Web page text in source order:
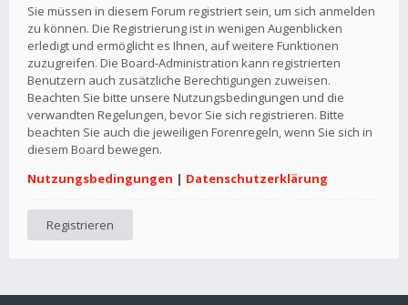
Sie müssen in diesem Forum registriert sein, um sich anmelden
zu können. Die Registrierung ist in wenigen Augenblicken
erledigt und ermöglicht es Ihnen, auf weitere Funktionen
zuzugreifen. Die Board-Administration kann registrierten
Benutzern auch zusätzliche Berechtigungen zuweisen.
Beachten Sie bitte unsere Nutzungsbedingungen und die
verwandten Regelungen, bevor Sie sich registrieren. Bitte
beachten Sie auch die jeweiligen Forenregeln, wenn Sie sich in
diesem Board bewegen.
Nutzungsbedingungen | Datenschutzerklärung
Registrieren